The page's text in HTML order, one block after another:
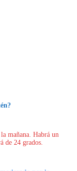
mañana. Habrá un
de 24 grados.